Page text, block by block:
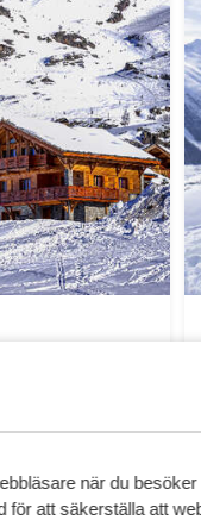
när du besöker
för att säkerställa att